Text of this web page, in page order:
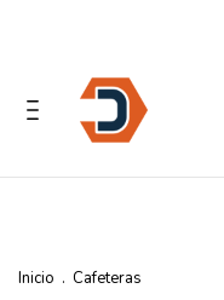
Inicio . Cafeteras